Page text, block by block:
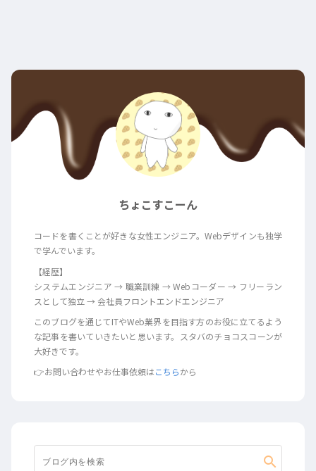
ちょこすこーん
コードを書くことが好きな女性エンジニア。Webデザインも独学
で学んでいます。
【経歴】
システムエンジニア → 職業訓練 → Webコーダー → フリーラン
スとして独立 → 会社員フロントエンドエンジニア
このブログを通じてITやWeb業界を目指す方のお役に立てるよう
な記事を書いていきたいと思います。スタバのチョコスコーンが
大好きです。
👉お問い合わせやお仕事依頼はこちらから
search